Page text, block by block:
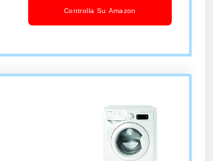
Controlla Su Amazon